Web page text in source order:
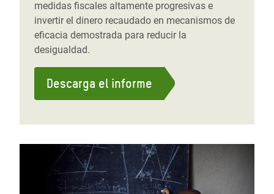
medidas fiscales altamente progresivas e
invertir el dinero recaudado en mecanismos de
eficacia demostrada para reducir la
desigualdad.
Descarga el informe